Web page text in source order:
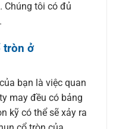
Chúng tôi có đủ
tròn ở
của bạn là việc quan
may đều có bảng
kỹ có thể sẽ xảy ra